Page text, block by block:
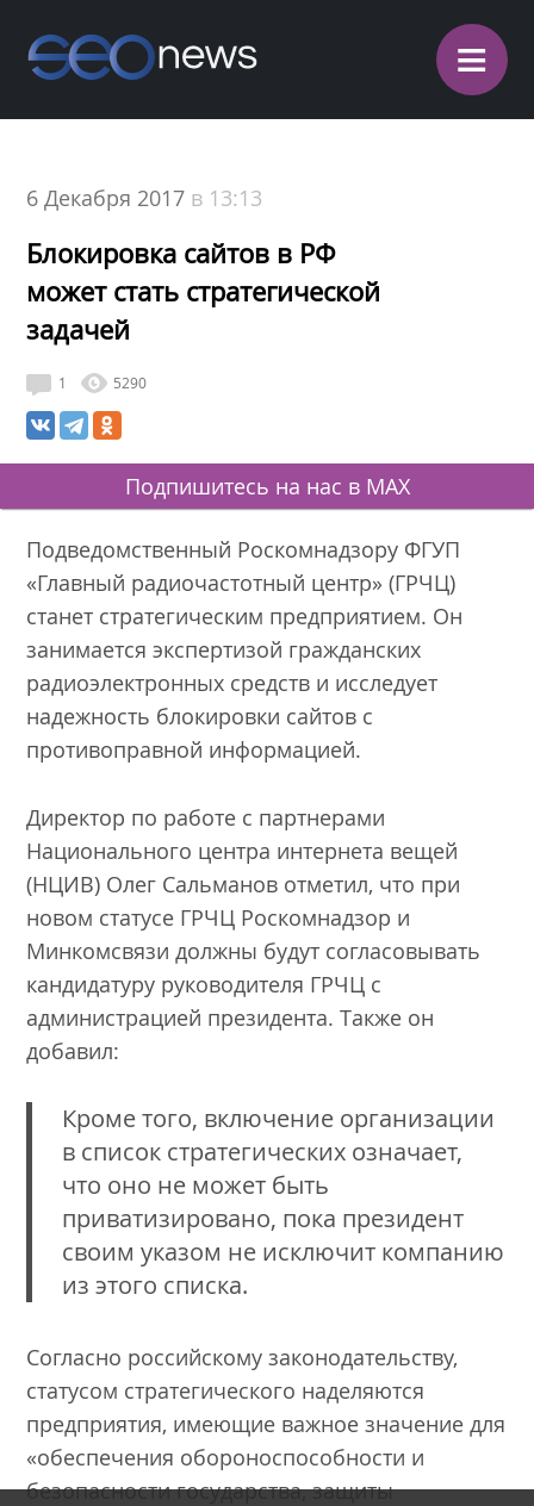
≡
6 Декабря 2017 в 13:13
Блокировка сайтов в РФ
может стать стратегической
задачей
1 5290
Подпишитесь на нас в MAX
Подведомственный Роскомнадзору ФГУП
«Главный радиочастотный центр» (ГРЧЦ)
станет стратегическим предприятием. Он
занимается экспертизой гражданских
радиоэлектронных средств и исследует
надежность блокировки сайтов с
противоправной информацией.
Директор по работе с партнерами
Национального центра интернета вещей
(НЦИВ) Олег Сальманов отметил, что при
новом статусе ГРЧЦ Роскомнадзор и
Минкомсвязи должны будут согласовывать
кандидатуру руководителя ГРЧЦ с
администрацией президента. Также он
добавил:
Кроме того, включение организации
в список стратегических означает,
что оно не может быть
приватизировано, пока президент
своим указом не исключит компанию
из этого списка.
Согласно российскому законодательству,
статусом стратегического наделяются
предприятия, имеющие важное значение для
«обеспечения обороноспособности и
безопасности государства, защиты